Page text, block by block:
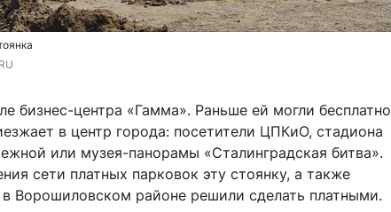
бизнес-центра «Гамма». Раньше ей могли бесплатно
в центр города: посетители ЦПКиО, стадиона
или музея-панорамы «Сталинградская битва».
сети платных парковок эту стоянку, а также
в Ворошиловском районе решили сделать платными.